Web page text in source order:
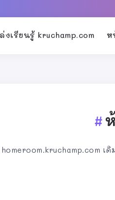
เรียนรู้ kruchamp.com ห
homeroom.kruchamp.com